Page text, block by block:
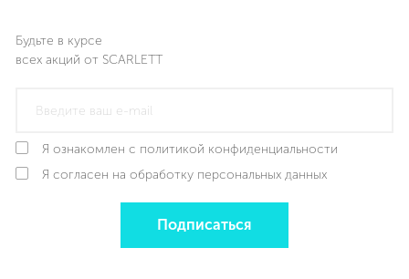
Будьте в курсе
всех акций от SCARLETT
Я ознакомлен с политикой конфиденциальности
Я согласен на обработку персональных данных
Подписаться